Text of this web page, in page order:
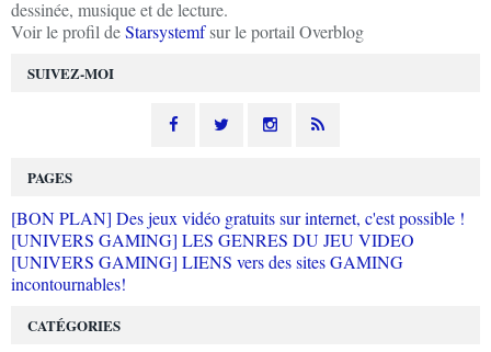
SUIVEZ-MOI
dessinée, musique et de lecture.
Voir le profil deStarsystemfsur le portail Overblog
PAGES
[BON PLAN] Des jeux vidéo gratuits sur internet, c'est possible !
[UNIVERS GAMING] LES GENRES DU JEU VIDEO
[UNIVERS GAMING] LIENS vers des sites GAMING
incontournables!
CATÉGORIES